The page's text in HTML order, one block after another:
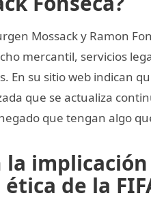
Mossack y Ramon
mercantil, servicios
En su sitio web indican
que se actualiza
que tengan algo
la
de la